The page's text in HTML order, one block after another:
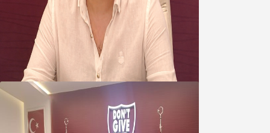
Oğuzbeyi’nden Balıkesirspor
yönetimine cevap : Herkes kendine
yakışanı yapar, buluttan nem
kapmayın!
07 Ağustos 2026